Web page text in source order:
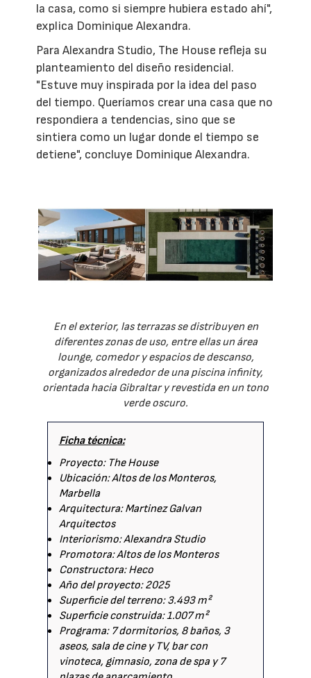
la casa, como si siempre hubiera estado ahí",
explica Dominique Alexandra.
Para Alexandra Studio, The House refleja su
planteamiento del diseño residencial.
"Estuve muy inspirada por la idea del paso
del tiempo. Queríamos crear una casa que no
respondiera a tendencias, sino que se
sintiera como un lugar donde el tiempo se
detiene", concluye Dominique Alexandra.
En el exterior, las terrazas se distribuyen en
diferentes zonas de uso, entre ellas un área
lounge, comedor y espacios de descanso,
organizados alrededor de una piscina infinity,
orientada hacia Gibraltar y revestida en un tono
verde oscuro.
Ficha técnica:
Proyecto: The House
Ubicación: Altos de los Monteros,
Marbella
Arquitectura: Martinez Galvan
Arquitectos
Interiorismo: Alexandra Studio
Promotora: Altos de los Monteros
Constructora: Heco
Año del proyecto: 2025
Superficie del terreno: 3.493 m²
Superficie construida: 1.007 m²
Programa: 7 dormitorios, 8 baños, 3
aseos, sala de cine y TV, bar con
vinoteca, gimnasio, zona de spa y 7